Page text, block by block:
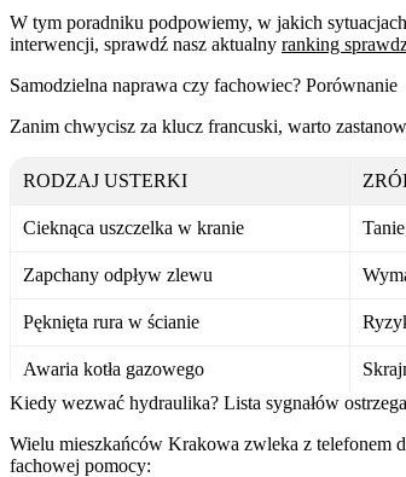
W tym poradniku podpowiemy, w jakich
interwencji, sprawdź nasz aktualny ranking
Samodzielna naprawa czy fachowiec? Porównanie
Zanim chwycisz za klucz francuski, warto
RODZAJ USTERKI
Cieknąca uszczelka w kranie
Zapchany odpływ zlewu
Pęknięta rura w ścianie
Awaria kotła gazowego
Kiedy wezwać hydraulika? Lista sygnałów
Wielu mieszkańców Krakowa zwleka z telefonem
fachowej pomocy: